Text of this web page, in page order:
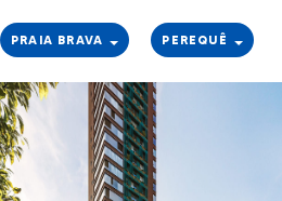
PRAIA BRAVA PEREQUÊ